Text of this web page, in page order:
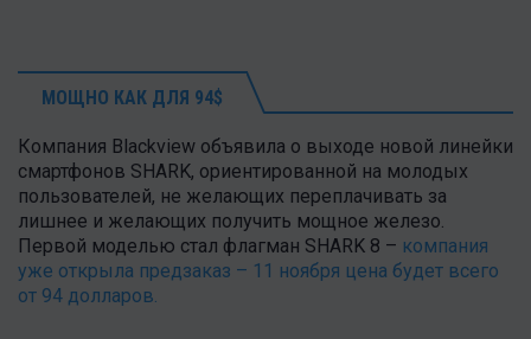
МОЩНО КАК ДЛЯ 94$
Компания Blackview объявила о выходе новой линейки
смартфонов SHARK, ориентированной на молодых
пользователей, не желающих переплачивать за
лишнее и желающих получить мощное железо.
Первой моделью стал флагман SHARK 8 – компания
уже открыла предзаказ – 11 ноября цена будет всего
от 94 долларов.